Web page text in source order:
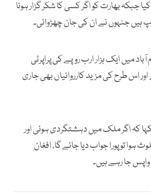
جبکہ بھارت کو اگر کسی کا شکر گزار ہونا
ہیں جنہوں نے ان کی جان چھڑوائی۔
میں ایک ہزار ارب روپے کی پراپرٹی
اس طرح کی مزید کارروائیاں بھی جاری
کہ اگر ملک میں دہشتگردی ہوئی اور
ہوا تو پورا جواب دیا جائے گا، افغان
جا رہے ہیں۔